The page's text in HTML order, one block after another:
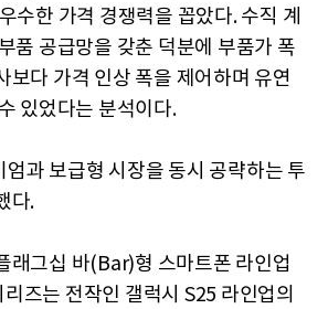
수한 가격 경쟁력을 꼽았다. 수직 계
품 공급망을 갖춘 덕분에 부품가 폭
보다 가격 인상 폭을 제어하며 유연
있었다는 분석이다.
과 보급형 시장을 동시 공략하는 투
다.
래그십 바(Bar)형 스마트폰 라인업
리즈는 전작인 갤럭시 S25 라인업의